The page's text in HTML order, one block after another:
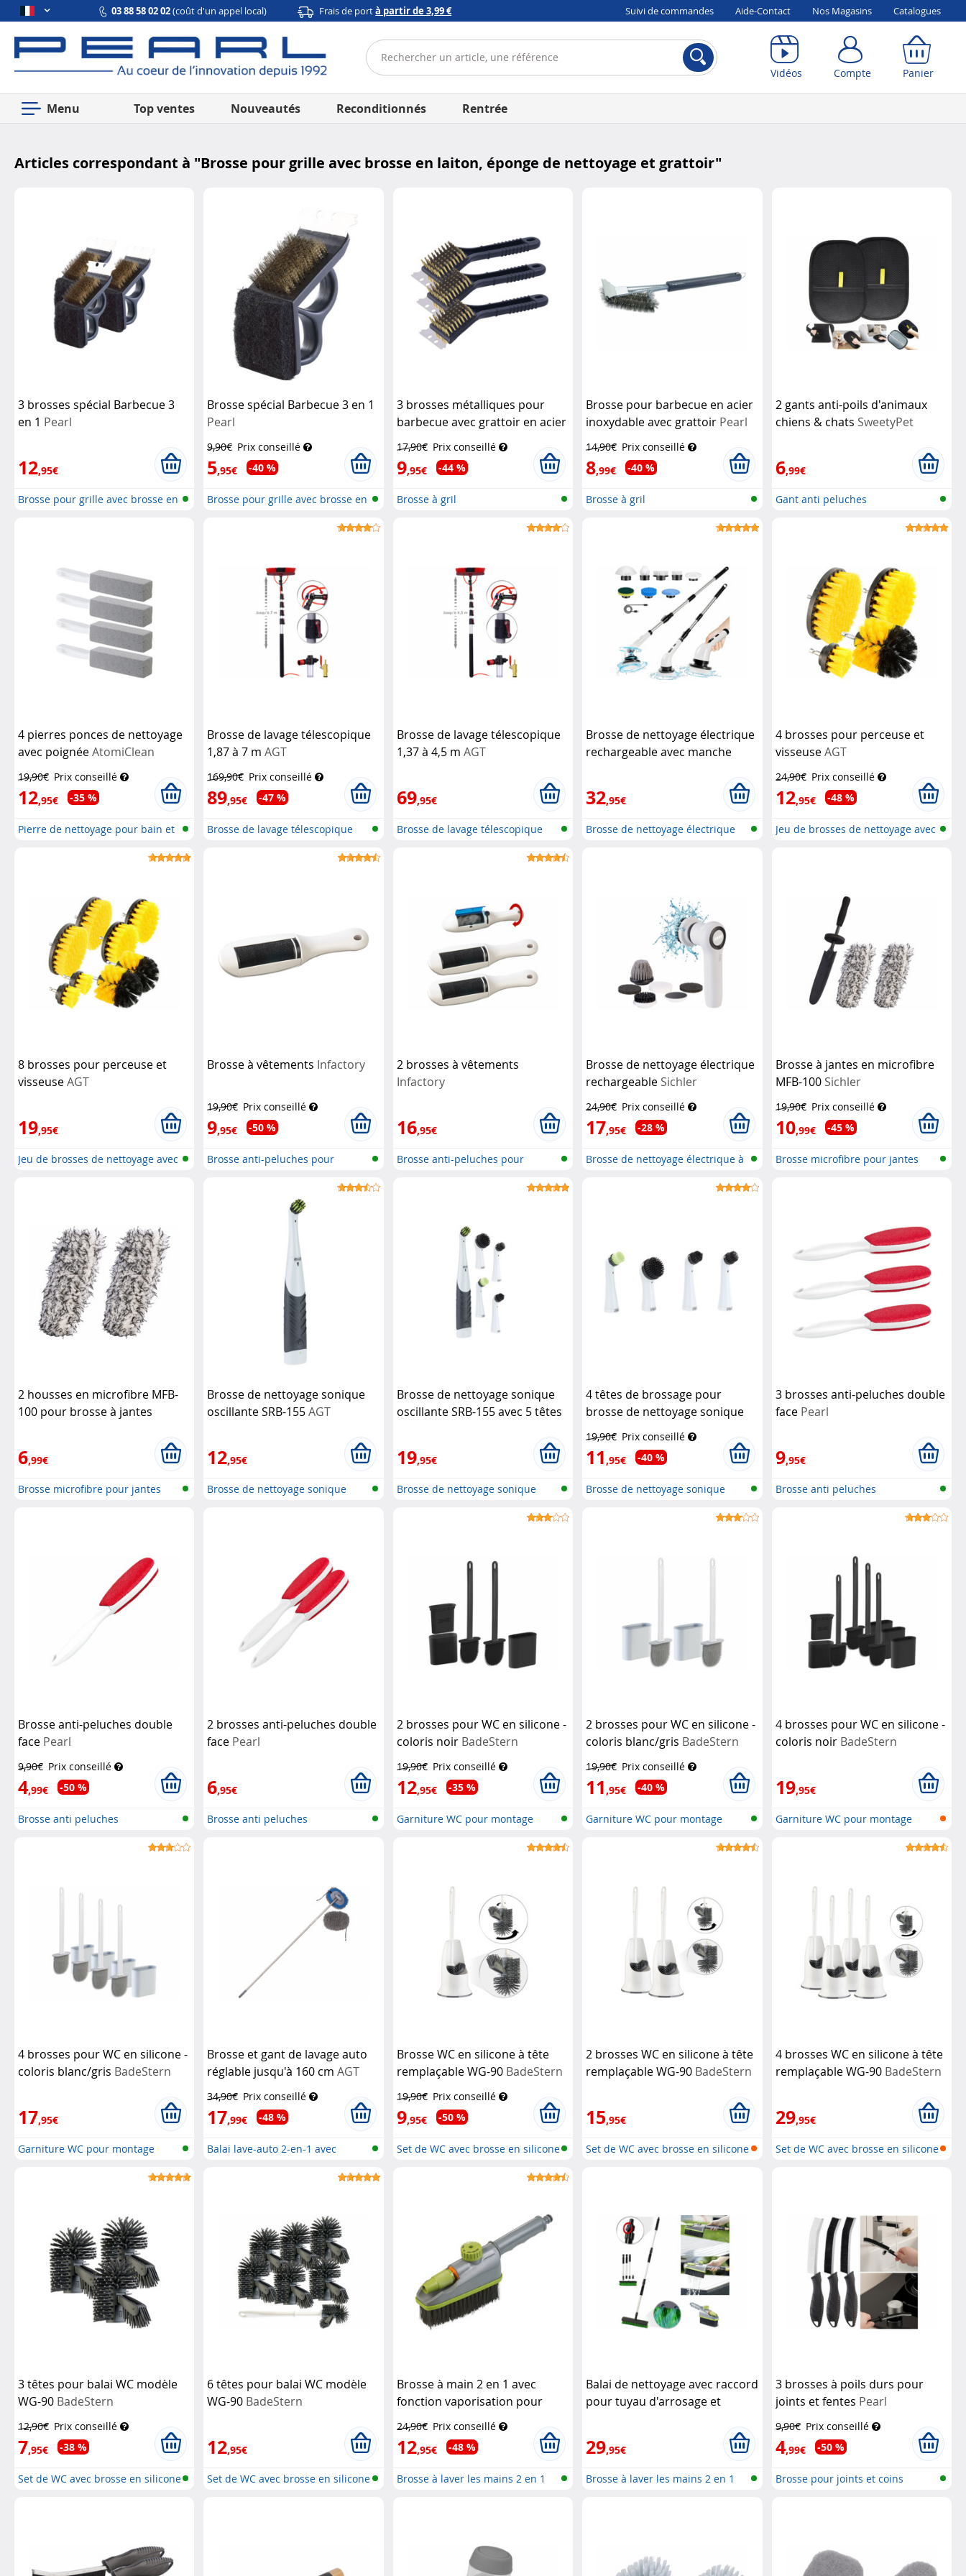
03 88 58 02 02(coût d'un appel local) Frais de portà partir de 3,99 € Suivi de commandes Aide-Contact Nos Magasins Catalogues
Vidéos Compte Panier
Menu Top ventes Nouveautés Reconditionnés Rentrée
Articles correspondant à "Brosse pour grille avec brosse en laiton, éponge de nettoyage et grattoir"
3 brosses spécial Barbecue 3
en 1 Pearl
12,95€
Brosse pour grille avec brosse en
Brosse spécial Barbecue 3 en 1
Pearl
9,90€ Prix conseillé
5,95€ -40 %
Brosse pour grille avec brosse en
3 brosses métalliques pour
barbecue avec grattoir en acier
17,90€ Prix conseillé
9,95€ -44 %
Brosse à gril
Brosse pour barbecue en acier
inoxydable avec grattoir Pearl
14,90€ Prix conseillé
8,99€ -40 %
Brosse à gril
2 gants anti-poils d'animaux
chiens & chats SweetyPet
6,99€
Gant anti peluches
4 pierres ponces de nettoyage
avec poignéeAtomiClean
19,90€ Prix conseillé
12,95€ -35 %
Pierre de nettoyage pour bain et
Brosse de lavage télescopique
1,87 à 7 mAGT
169,90€ Prix conseillé
89,95€ -47 %
Brosse de lavage télescopique
Brosse de lavage télescopique
1,37 à 4,5 m AGT
69,95€
Brosse de lavage télescopique
Brosse de nettoyage électrique
rechargeable avec manche
32,95€
Brosse de nettoyage électrique
4 brosses pour perceuse et
visseuseAGT
24,90€ Prix conseillé
12,95€ -48 %
Jeu de brosses de nettoyage avec
8 brosses pour perceuse et
visseuseAGT
19,95€
Jeu de brosses de nettoyage avec
Brosse à vêtements Infactory
19,90€ Prix conseillé
9,95€ -50 %
Brosse anti-peluches pour
2 brosses à vêtements
Infactory
16,95€
Brosse anti-peluches pour
Brosse de nettoyage électrique
rechargeable Sichler
Haushaltsgeräte
24,90€ Prix conseillé
17,95€ -28 %
Brosse de nettoyage électrique à
Brosse à jantes en microfibre
MFB-100 Sichler
Haushaltsgeräte
19,90€ Prix conseillé
10,99€ -45 %
Brosse microfibre pour jantes
2 housses en microfibre MFB-
100 pour brosse à jantes
6,99€
Brosse microfibre pour jantes
Brosse de nettoyage sonique
oscillante SRB-155AGT
12,95€
Brosse de nettoyage sonique
Brosse de nettoyage sonique
oscillante SRB-155 avec 5 têtes
19,95€
Brosse de nettoyage sonique
4 têtes de brossage pour
brosse de nettoyage sonique
oscillante SRB-155 AGT
19,90€ Prix conseillé
11,95€ -40 %
Brosse de nettoyage sonique
3 brosses anti-peluches double
face Pearl
9,95€
Brosse anti peluches
Brosse anti-peluches double
face Pearl
9,90€ Prix conseillé
4,99€ -50 %
Brosse anti peluches
2 brosses anti-peluches double
face Pearl
6,95€
Brosse anti peluches
2 brosses pour WC en silicone -
coloris noir BadeStern
19,90€ Prix conseillé
12,95€ -35 %
Garniture WC pour montage
2 brosses pour WC en silicone -
coloris blanc/gris BadeStern
19,90€ Prix conseillé
11,95€ -40 %
Garniture WC pour montage
4 brosses pour WC en silicone -
coloris noir BadeStern
19,95€
Garniture WC pour montage
4 brosses pour WC en silicone -
coloris blanc/gris BadeStern
17,95€
Garniture WC pour montage
Brosse et gant de lavage auto
réglable jusqu'à 160 cmAGT
34,90€ Prix conseillé
17,99€ -48 %
Balai lave-auto 2-en-1 avec
Brosse WC en silicone à tête
remplaçable WG-90 BadeStern
19,90€ Prix conseillé
9,95€ -50 %
Set de WC avec brosse en silicone
2 brosses WC en silicone à tête
remplaçable WG-90 BadeStern
15,95€
Set de WC avec brosse en silicone
4 brosses WC en silicone à tête
remplaçable WG-90 BadeStern
29,95€
Set de WC avec brosse en silicone
3 têtes pour balai WC modèle
WG-90 BadeStern
12,90€ Prix conseillé
7,95€ -38 %
Set de WC avec brosse en silicone
6 têtes pour balai WC modèle
WG-90 BadeStern
12,95€
Set de WC avec brosse en silicone
Brosse à main 2 en 1 avec
fonction vaporisation pour
tuyau d'arrosage Royal
Gardineer
24,90€ Prix conseillé
12,95€ -48 %
Brosse à laver les mains 2 en 1
Balai de nettoyage avec raccord
pour tuyau d'arrosage et
29,95€
Brosse à laver les mains 2 en 1
3 brosses à poils durs pour
joints et fentes Pearl
9,90€ Prix conseillé
4,99€ -50 %
Brosse pour joints et coins
Compte Panier